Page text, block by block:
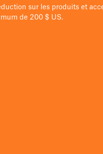
sur les produits et
de 200 $ US.